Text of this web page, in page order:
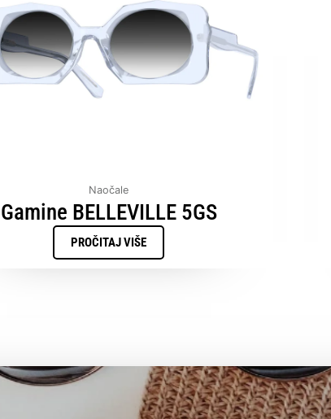
Naočale
Gamine BELLEVILLE 5GS
PROČITAJ VIŠE